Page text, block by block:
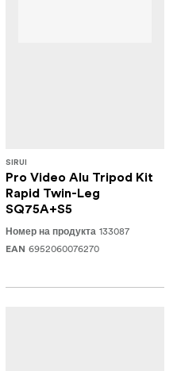
SIRUI
Pro Video Alu Tripod Kit
Rapid Twin-Leg
SQ75A+S5
Номер на продукта 133087
EAN 6952060076270